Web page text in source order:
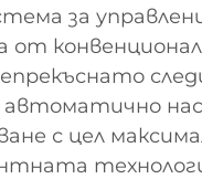
за
от
автоматично
с цел